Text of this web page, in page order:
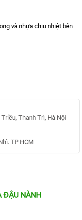
và nhựa chịu nhiệt bên
Thanh Trì, Hà Nội
TP HCM
ĐẬU NÀNH